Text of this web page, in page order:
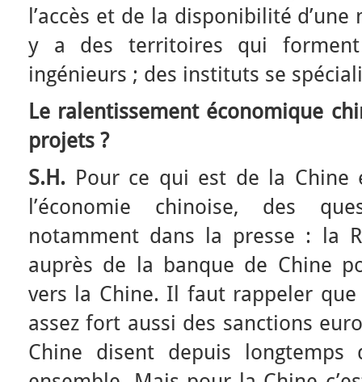
l’accès et de la disponibilité
y a des territoires qui
ingénieurs ; des instituts se
Le ralentissement économique
projets ?
S.H. Pour ce qui est de la Chine
l’économie chinoise, des
notamment dans la presse : la
auprès de la banque de Chine
vers la Chine. Il faut rappeler que
assez fort aussi des sanctions
Chine disent depuis longtemps